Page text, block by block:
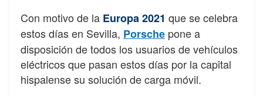
Con motivo de la Europa 2021 que se celebra
estos días en Sevilla, Porsche pone a
disposición de todos los usuarios de vehículos
eléctricos que pasan estos días por la capital
hispalense su solución de carga móvil.